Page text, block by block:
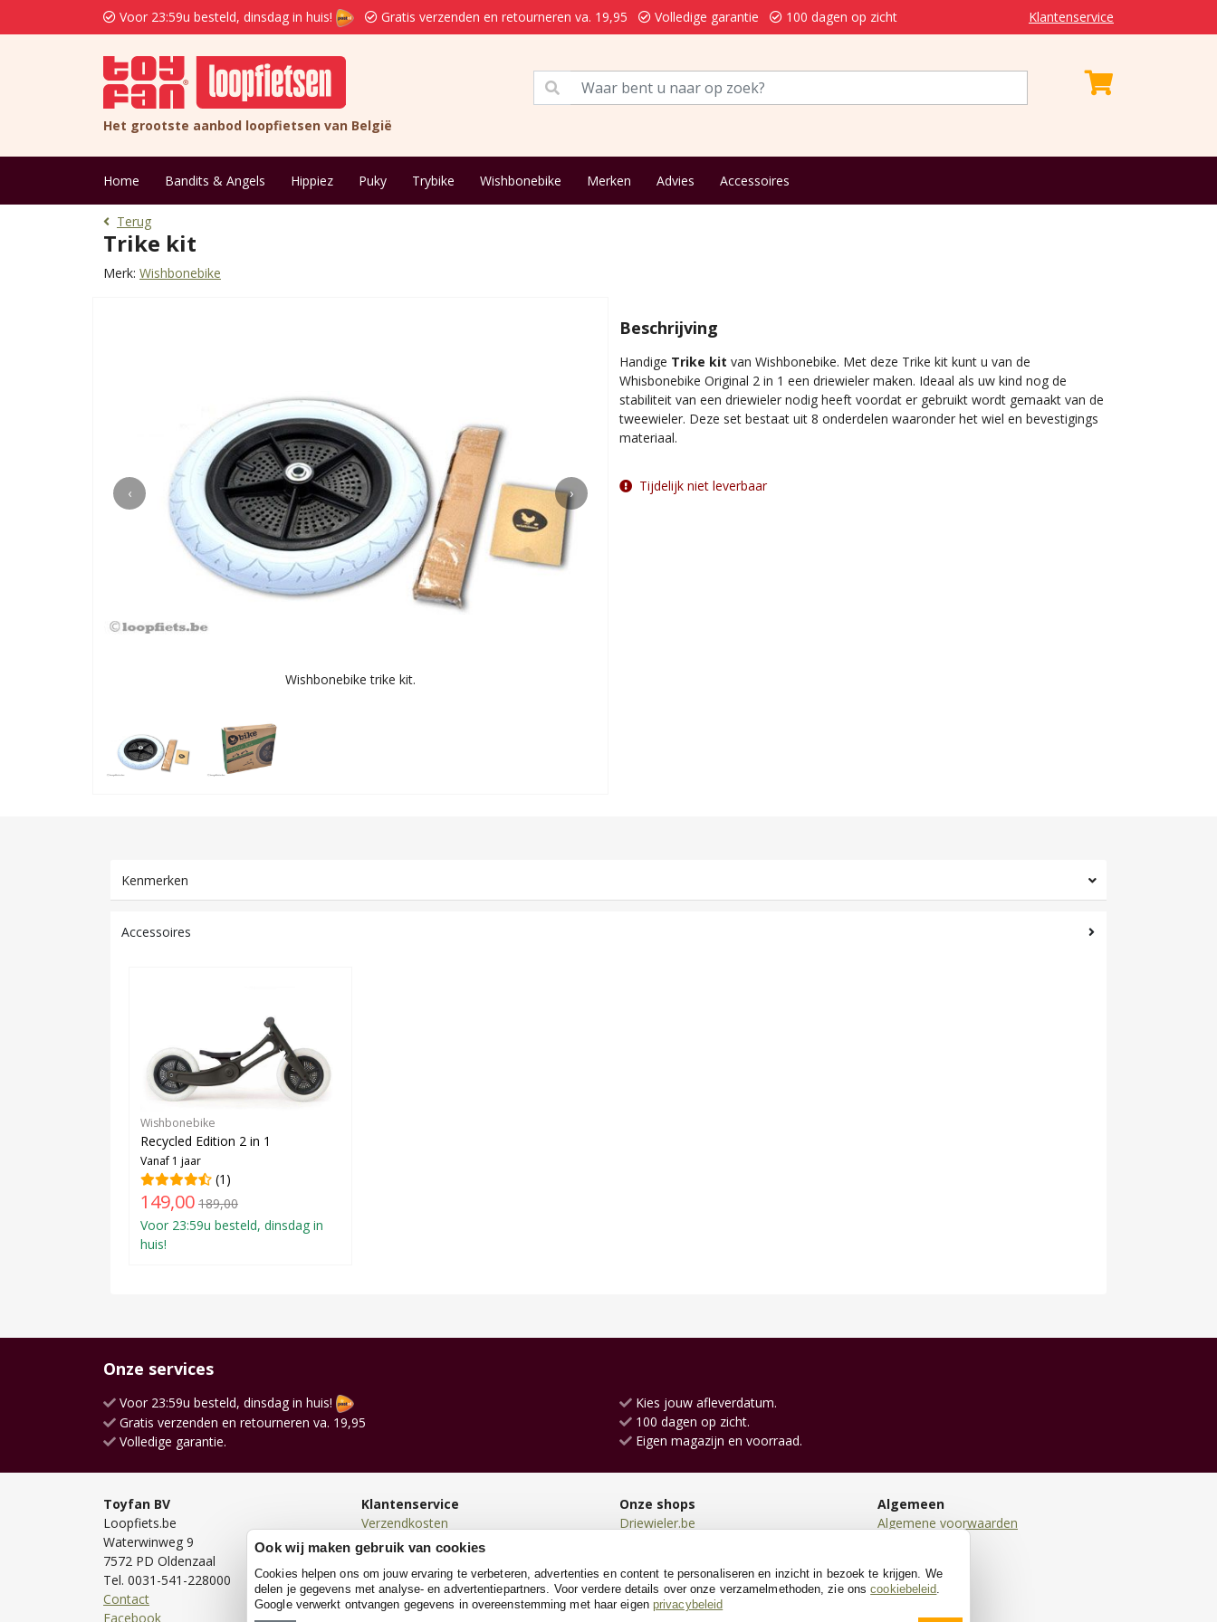
Voor 23:59u besteld, dinsdag in huis! Gratis verzenden en retourneren va. 19,95 Volledige garantie 100 dagen op zicht Klantenservice
Het grootste aanbod loopfietsen van België
Home Bandits & Angels Hippiez Puky Trybike Wishbonebike Merken Advies Accessoires
Terug
Trike kit
Merk: Wishbonebike
‹ ›
Wishbonebike trike kit.
Beschrijving
Handige Trike kit van Wishbonebike. Met deze Trike kit kunt u van de
Whisbonebike Original 2 in 1 een driewieler maken. Ideaal als uw kind nog de
stabiliteit van een driewieler nodig heeft voordat er gebruikt wordt gemaakt van de
tweewieler. Deze set bestaat uit 8 onderdelen waaronder het wiel en bevestigings
materiaal.
Tijdelijk niet leverbaar
Kenmerken
Accessoires
Wishbonebike
Recycled Edition 2 in 1
Vanaf 1 jaar
(1)
149,00 189,00
Voor 23:59u besteld, dinsdag in
huis!
Onze services
Voor 23:59u besteld, dinsdag in huis!
Gratis verzenden en retourneren va. 19,95
Volledige garantie.
Kies jouw afleverdatum.
100 dagen op zicht.
Eigen magazijn en voorraad.
Toyfan BV
Loopfiets.be
Waterwinweg 9
7572 PD Oldenzaal
Tel. 0031-541-228000
Contact
Facebook
Klantenservice
Verzendkosten
Bezorgen
Betalen
Retourneren
Onze shops
Driewieler.be
Loopwagen.be
Kinderkoffer.be
Algemeen
Algemene voorwaarden
Cookies
Ook wij maken gebruik van cookies
Cookies helpen ons om jouw ervaring te verbeteren, advertenties en content te personaliseren en inzicht in bezoek te krijgen. We
delen je gegevens met analyse- en advertentiepartners. Voor verdere details over onze verzamelmethoden, zie onscookiebeleid
Google verwerkt ontvangen gegevens in overeenstemming met haar eigen privacybeleid